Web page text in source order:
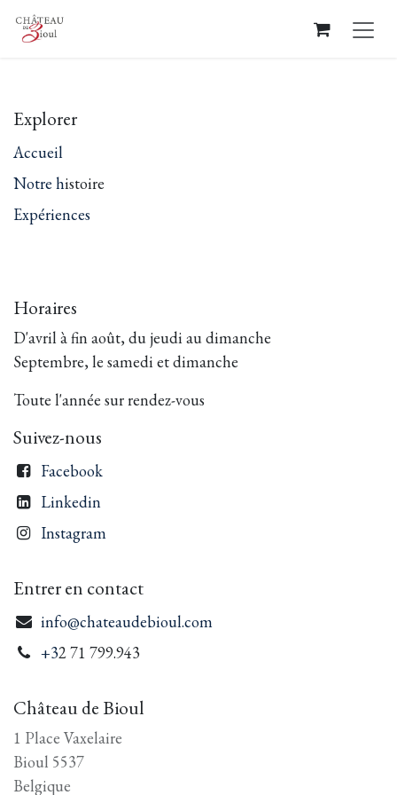
Se rendre au contenu
Explorer
Accueil
Notre histoire
Expériences
Horaires
D'avril à fin août, du jeudi au dimanche
Septembre, le samedi et dimanche
Toute l'année sur rendez-vous
Suivez-nous
Facebook
Linkedin
Instagram
Entrer en contact
info@chateaudebioul.com
+32 71 799.943
Château de Bioul
1 Place Vaxelaire
Bioul 5537
Belgique